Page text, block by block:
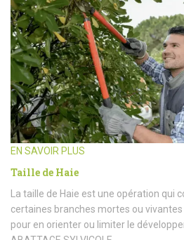
EN SAVOIR PLUS
Taille de Haie
La taille de Haie est une opération qui
certaines branches mortes ou
pour en orienter ou limiter le